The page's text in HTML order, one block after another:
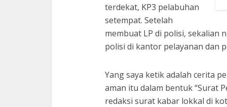
terdekat, KP3 pelabuhan
setempat. Setelah
membuat LP di polisi, sekalian
polisi di kantor pelayanan dan
Yang saya ketik adalah cerita
aman itu dalam bentuk “Surat
redaksi surat kabar lokkal di